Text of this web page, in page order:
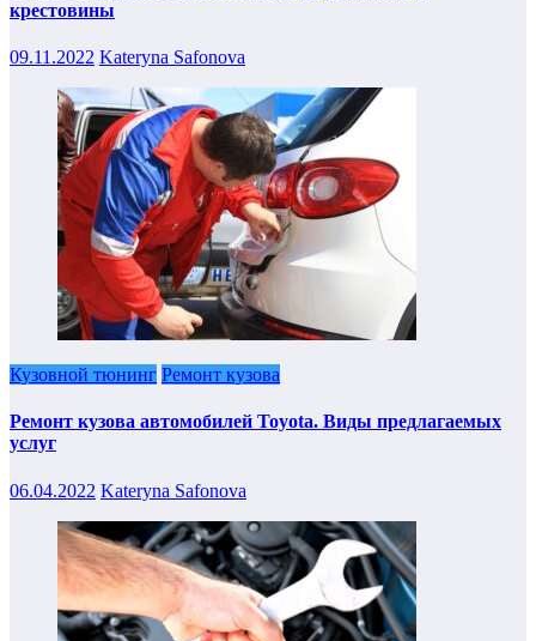
крестовины
09.11.2022 Kateryna Safonova
Кузовной тюнинг Ремонт кузова
Ремонт кузова автомобилей Toyota. Виды предлагаемых
услуг
06.04.2022 Kateryna Safonova